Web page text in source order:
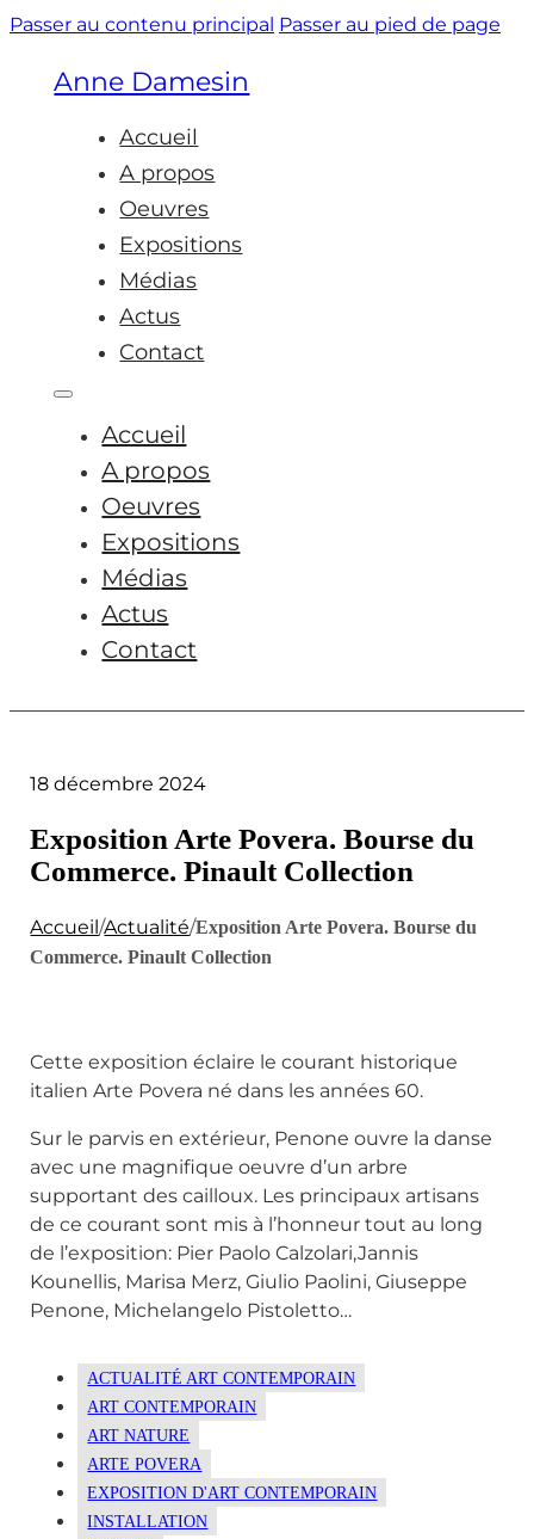
Passer au contenu principal Passer au pied de page
Anne Damesin
Accueil
A propos
Oeuvres
Expositions
Médias
Actus
Contact
Accueil
A propos
Oeuvres
Expositions
Médias
Actus
Contact
18 décembre 2024
Exposition Arte Povera. Bourse du
Commerce. Pinault Collection
Accueil/Actualité/Exposition Arte Povera. Bourse du
Commerce. Pinault Collection
Cette exposition éclaire le courant historique
italien Arte Povera né dans les années 60.
Sur le parvis en extérieur, Penone ouvre la danse
avec une magnifique oeuvre d’un arbre
supportant des cailloux. Les principaux artisans
de ce courant sont mis à l’honneur tout au long
de l’exposition: Pier Paolo Calzolari,Jannis
Kounellis, Marisa Merz, Giulio Paolini, Giuseppe
Penone, Michelangelo Pistoletto…
ACTUALITÉ ART CONTEMPORAIN
ART CONTEMPORAIN
ART NATURE
ARTE POVERA
EXPOSITION D'ART CONTEMPORAIN
INSTALLATION